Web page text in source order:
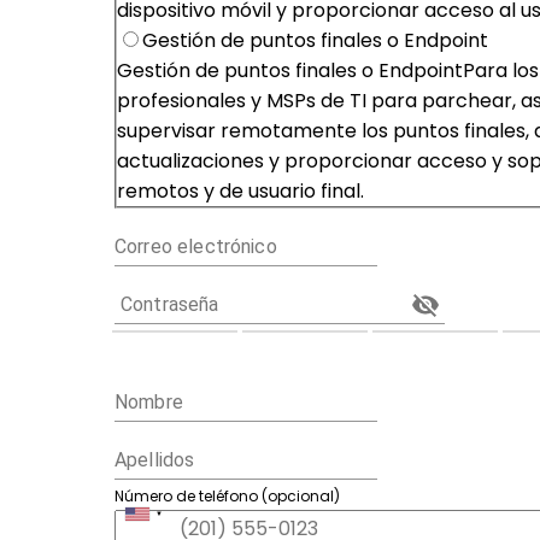
dispositivo móvil y proporcionar acceso al
Gestión de puntos finales o Endpoint
Gestión de puntos finales o EndpointPara los
profesionales y MSPs de TI para parchear,
supervisar remotamente los puntos finales,
actualizaciones y proporcionar acceso y
remotos y de usuario final.
Correo electrónico
Contraseña
Nombre
Apellidos
Número de teléfono (opcional)